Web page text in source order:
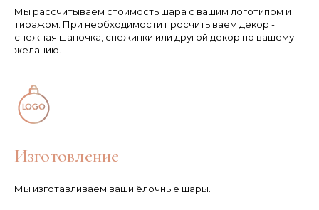
Мы рассчитываем стоимость шара с вашим логотипом и
тиражом. При необходимости просчитываем декор -
снежная шапочка, снежинки или другой декор по вашему
желанию.
Изготовление
Мы изготавливаем ваши ёлочные шары.